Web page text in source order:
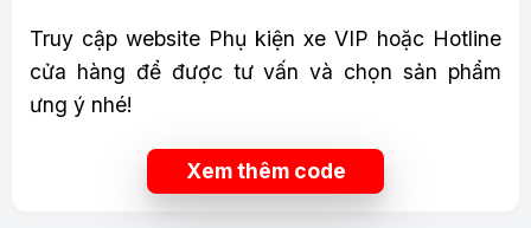
Truy cập website Phụ kiện xe VIP hoặc Hotline
cửa hàng để được tư vấn và chọn sản phẩm
ưng ý nhé!
Xem thêm code